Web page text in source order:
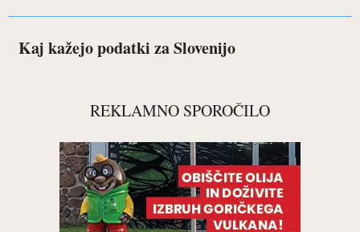
Kaj kažejo podatki za Slovenijo
REKLAMNO SPOROČILO